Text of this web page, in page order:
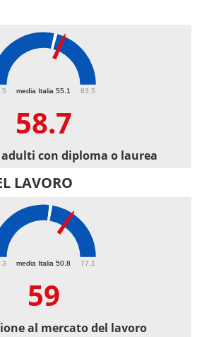
media Italia 55.1 83.5
58.7
con diploma o laurea
LAVORO
media Italia 50.8 77.1
59
al mercato del lavoro